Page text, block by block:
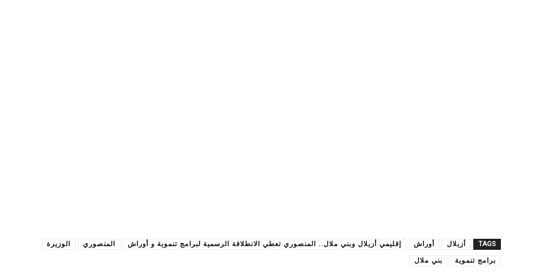
TAGS أزيلال أوراش إقليمي أزيلال وبني ملال.. المنصوري تعطي الانطلاقة الرسمية لبرامج تنموية و أوراش المنصوري الوزيرة
برامج تنموية بني ملال